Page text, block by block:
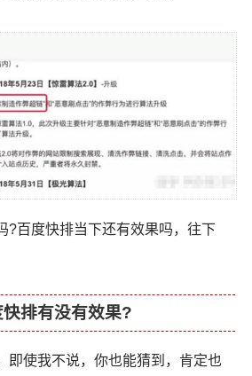
?百度快排当下还有效果吗，往下
快排有没有效果?
即使我不说，你也能猜到，肯定也